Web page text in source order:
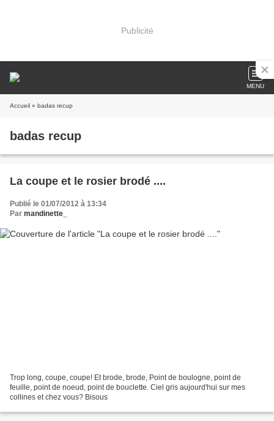
Publicité
MENU
Accueil » badas recup
badas recup
La coupe et le rosier brodé ....
Publié le 01/07/2012 à 13:34
Par mandinette_
Trop long, coupe, coupe! Et brode, brode, Point de boulogne, point de
feuille, point de noeud, point de bouclette. Ciel gris aujourd'hui sur mes
collines et chez vous? Bisous